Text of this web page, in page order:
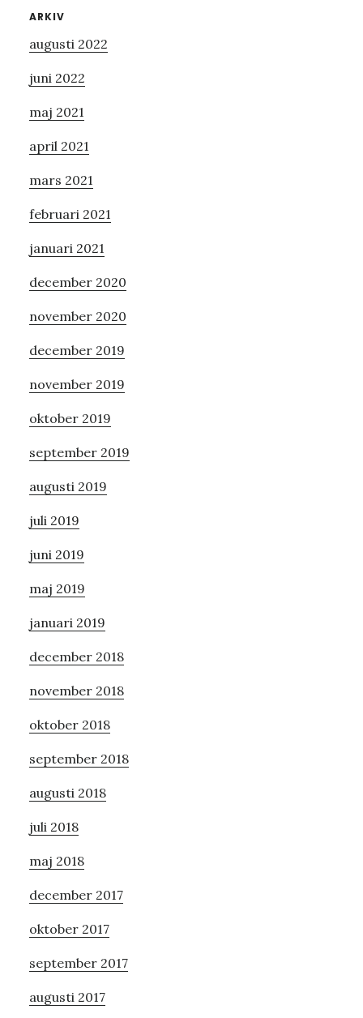
Primärt
sidofält
ARKIV
augusti 2022
juni 2022
maj 2021
april 2021
mars 2021
februari 2021
januari 2021
december 2020
november 2020
december 2019
november 2019
oktober 2019
september 2019
augusti 2019
juli 2019
juni 2019
maj 2019
januari 2019
december 2018
november 2018
oktober 2018
september 2018
augusti 2018
juli 2018
maj 2018
december 2017
oktober 2017
september 2017
augusti 2017